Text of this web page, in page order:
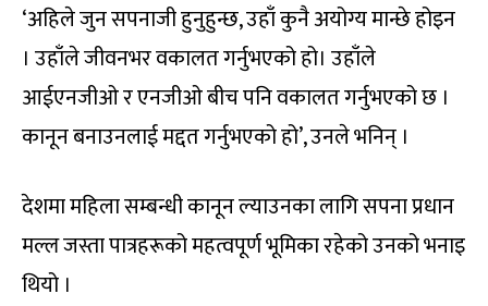
‘अहिले जुन सपनाजी हुनुहुन्छ, उहाँ कुनै अयोग्य मान्छे होइन
। उहाँले जीवनभर वकालत गर्नुभएको हो। उहाँले
आईएनजीओ र एनजीओ बीच पनि वकालत गर्नुभएको छ ।
कानून बनाउनलाई मद्दत गर्नुभएको हो’, उनले भनिन् ।
देशमा महिला सम्बन्धी कानून ल्याउनका लागि सपना प्रधान
मल्ल जस्ता पात्रहरूको महत्वपूर्ण भूमिका रहेको उनको भनाइ
थियो ।